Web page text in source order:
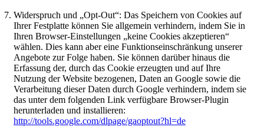
Widerspruch und „Opt-Out“: Das Speichern von Cookies auf
Ihrer Festplatte können Sie allgemein verhindern, indem Sie in
Ihren Browser-Einstellungen „keine Cookies akzeptieren“
wählen. Dies kann aber eine Funktionseinschränkung unserer
Angebote zur Folge haben. Sie können darüber hinaus die
Erfassung der, durch das Cookie erzeugten und auf Ihre
Nutzung der Website bezogenen, Daten an Google sowie die
Verarbeitung dieser Daten durch Google verhindern, indem sie
das unter dem folgenden Link verfügbare Browser-Plugin
herunterladen und installieren:
http://tools.google.com/dlpage/gaoptout?hl=de